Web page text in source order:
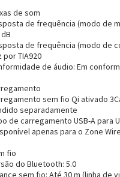
Flash
de crédito
via Pix
na Loja
de som
de frequência (modo de
de frequência (modo de
por TIA920
de áudio: Em
sem fio Qi ativado
separadamente
de carregamento USB-A para
apenas para o Zone
fio
do Bluetooth: 5.0
sem fio: Até 30 m (linha de